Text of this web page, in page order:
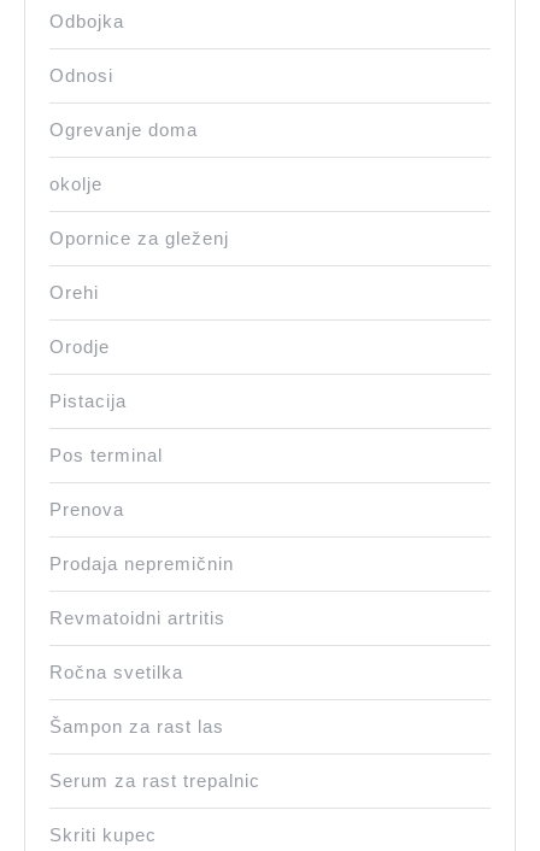
Odbojka
Odnosi
Ogrevanje doma
okolje
Opornice za gleženj
Orehi
Orodje
Pistacija
Pos terminal
Prenova
Prodaja nepremičnin
Revmatoidni artritis
Ročna svetilka
Šampon za rast las
Serum za rast trepalnic
Skriti kupec